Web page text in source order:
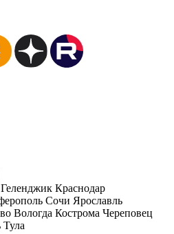
Геленджик Краснодар
Сочи Ярославль
Вологда Кострома Череповец
Тула